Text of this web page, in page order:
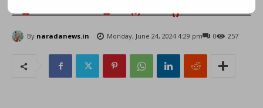
By naradanews.in Monday, June 24, 2024 4:29 pm 257
0